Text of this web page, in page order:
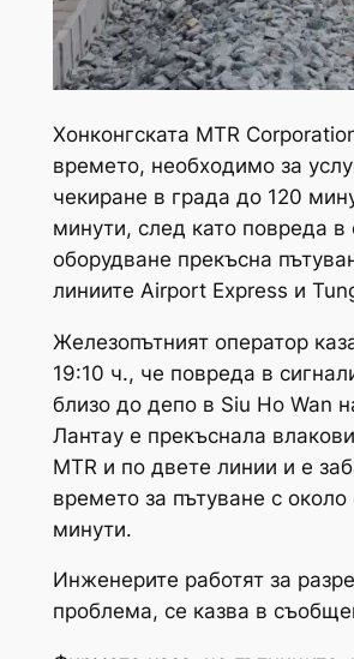
Хонконгската MTR
времето, необходимо за
чекиране в града до 120
минути, след като повреда в
оборудване прекъсна
линиите Airport Express и
Железопътният оператор
19:10 ч., че повреда в
близо до депо в Siu Ho Wan
Лантау е прекъснала
MTR и по двете линии и е
времето за пътуване с
минути.
Инженерите работят за
проблема, се казва в